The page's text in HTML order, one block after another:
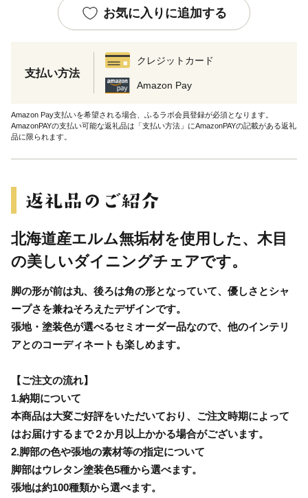
お気に入りに追加する
支払い方法
クレジットカード
Amazon Pay
Amazon Pay支払いを希望される場合、ふるラボ会員登録が必須となります。
AmazonPAYの支払い可能な返礼品は「支払い方法」にAmazonPAYの記載がある返礼
品に限られます。
北海道産エルム無垢材を使用した、木目
の美しいダイニングチェアです。
脚の形が前は丸、後ろは角の形となっていて、優しさとシャ
ープさを兼ねそろえたデザインです。
張地・塗装色が選べるセミオーダー品なので、他のインテリ
アとのコーディネートも楽しめます。
【ご注文の流れ】
1.納期について
本商品は大変ご好評をいただいており、ご注文時期によって
はお届けするまで２か月以上かかる場合がございます。
2.脚部の色や張地の素材等の指定について
脚部はウレタン塗装色5種から選べます。
張地は約100種類から選べます。